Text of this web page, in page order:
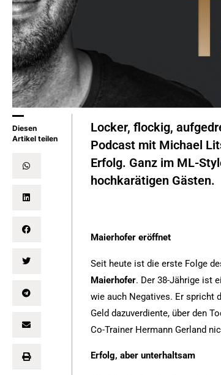
Diesen
Artikel teilen
Locker, flockig,
Podcast mit Michael
Erfolg. Ganz im ML-
hochkarätigen Gästen.
Maierhofer eröffnet
Seit heute ist die erste Folge
Maierhofer. Der 38-Jährige ist
wie auch Negatives. Er spricht
Geld dazuverdiente, über den
Co-Trainer Hermann Gerland
Erfolg, aber unterhaltsam